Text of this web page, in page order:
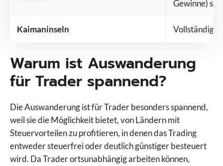
Gewinne)
Kaimaninseln Vollständig
Warum ist Auswanderung
für Trader spannend?
Die Auswanderung ist für Trader besonders spannend,
weil sie die Möglichkeit bietet, von Ländern mit
Steuervorteilen zu profitieren, in denen das Trading
entweder steuerfrei oder deutlich günstiger besteuert
wird. Da Trader ortsunabhängig arbeiten können,